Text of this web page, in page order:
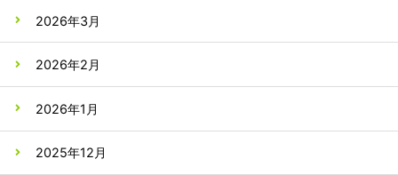
2026年3月
2026年2月
2026年1月
2025年12月